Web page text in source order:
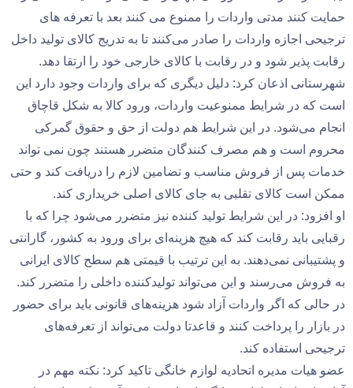
حمایت کنند مدتی واردات را ممنوع می کنند بعد با تعرفه های
ترجیحی اجازه واردات را صادر می‌کنند تا به تدریج کالای تولید داخل
رقابت پذیر شود و در رقابت با کالای خارجی خود را ارتقا دهد.
شهرستانی اذعان کرد: دلیل دیگری که برای واردات وجود دارد این
است که در شرایط ممنوعیت واردات، ورود کالا به شکل قاچاق
انجام می‌شود. در این شرایط هم دولت از حق و حقوق گمرکی
محروم است و هم مصرف کنندگان متضرر هستند چون نمی تواند
خدمات پس از فروش مناسب و تضامین لازم را دریافت کند و حتی
ممکن است کالای تقلبی به جای کالای اصلی خریداری کند.
او افزود: در این شرایط تولید کننده نیز متضرر می‌شود چرا که با
رقبایی باید رقابت کند که هیچ هزینه‌ای برای ورود به کشور، گارانتی
و پشتیبانی نمی‌دهند. به این ترتیب با قیمتی هم سطح کالای ایرانی
به فروش می‌رسند و این می‌تواند تولیدکننده داخلی را متضرر کند.
در حالی که اگر واردات آزاد شود هزینه‌های قانونی باید برای حضور
در بازار را پرداخت کنند و قاعدتا دولت می‌تواند از تعرفه‌های
ترجیحی استفاده کند.
عضو هیات مدیره اتحادیه لوازم خانگی تاکید کرد: نکته مهم در